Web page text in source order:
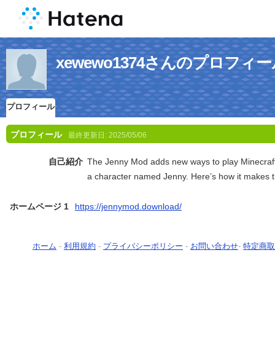
xewewo1374さんのプロフィー
プロフィール
プロフィール 最終更新日: 2025/05/06
自己紹介 The Jenny Mod adds new ways to play
a character named Jenny. Here’s how it
ホームページ 1 https://jennymod.download/
ホーム - 利用規約 - プライバシーポリシー - お問い合わせ- 特定商